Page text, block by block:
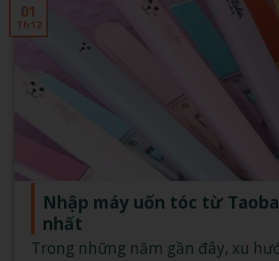
Nhập máy uốn tóc từ
nhất
Trong những năm gần đây, xu
01
Th12